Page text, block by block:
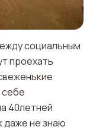
социальным
проехать
себе
40летней
даже не знаю